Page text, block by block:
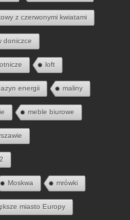
z czerwonymi kwiatami
doniczce
loft
energii maliny
meble biurowe
Moskwa mrówki
miasto Europy